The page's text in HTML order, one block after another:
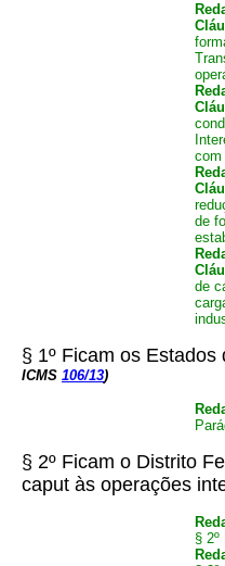
com
de
de
§ 1º Ficam os
ICMS 106/13)
§ 2º Ficam o Distrito
caput às operações
§